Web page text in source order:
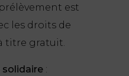
est
les droits de
titre gratuit.
solidaire :